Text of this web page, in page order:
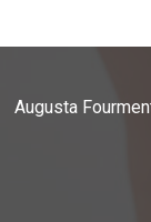
Augusta